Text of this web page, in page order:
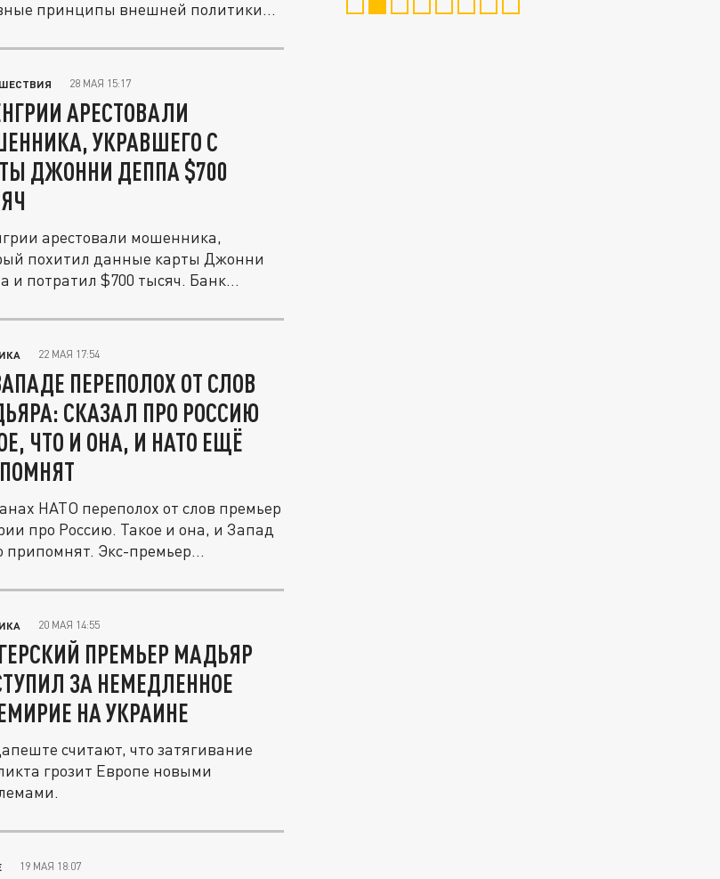
принципы внешней политики...
28 МАЯ 15:17
АРЕСТОВАЛИ
УКРАВШЕГО С
ДЖОННИ ДЕППА $700
арестовали мошенника,
похитил данные карты Джонни
и потратил $700 тысяч. Банк
22 МАЯ 17:54
ПЕРЕПОЛОХ ОТ СЛОВ
СКАЗАЛ ПРО РОССИЮ
ЧТО И ОНА, И НАТО ЕЩЁ
НАТО переполох от слов премьер
про Россию. Такое и она, и Запад
припомнят. Экс-премьер...
20 МАЯ 14:55
ПРЕМЬЕР МАДЬЯР
ЗА НЕМЕДЛЕННОЕ
НА УКРАИНЕ
считают, что затягивание
грозит Европе новыми
19 МАЯ 18:07